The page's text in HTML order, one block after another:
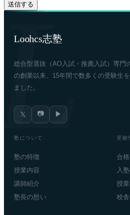
Loohcs志塾
総合型選抜（AO入試・推薦入試）専門
の創業以来、15年間で数多くの受験生
ました。
𝕏 📷 ▶
塾について
塾の特徴
授業内容
講師紹介
塾長の想い
受験
合
入
授
校